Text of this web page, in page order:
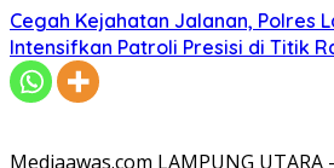
Cegah Kejahatan Jalanan, Polres
Intensifkan Patroli Presisi di Titik
Mediaawas.com LAMPUNG UTARA